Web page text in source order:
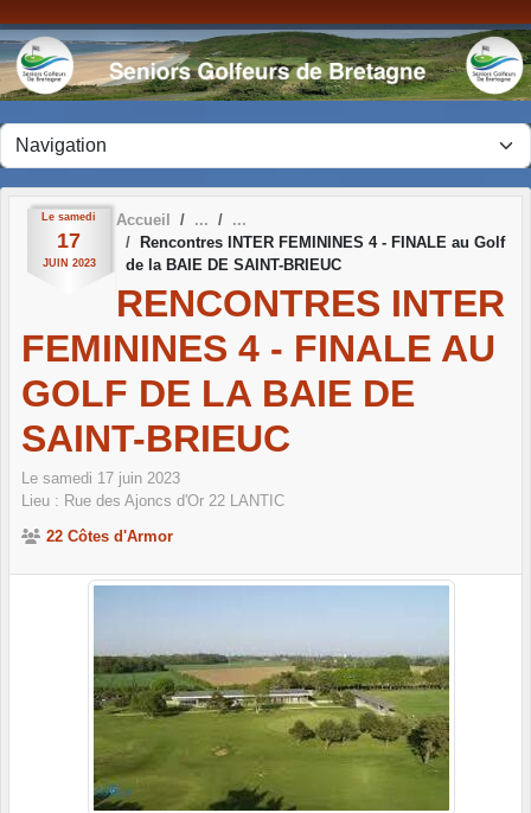
Le samedi
17
JUIN 2023
Accueil
Rencontres INTER FEMININES 4 - FINALE au Golf
de la BAIE DE SAINT-BRIEUC
RENCONTRES INTER
FEMININES 4 - FINALE AU
GOLF DE LA BAIE DE
SAINT-BRIEUC
Le samedi 17 juin 2023
Lieu : Rue des Ajoncs d'Or 22 LANTIC
22 Côtes d'Armor